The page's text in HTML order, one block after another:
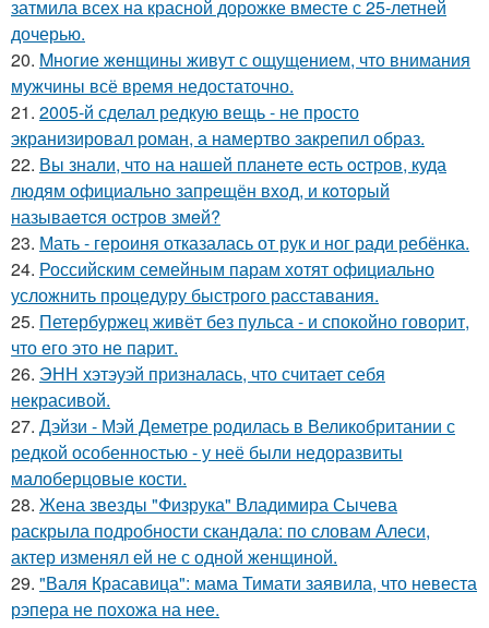
затмила всех на красной дорожке вместе с 25-летней
дочерью.
20. Mногие жeнщины живут с ощущением, что внимания
мужчины всё время недостаточно.
21. 2005-й сделал редкую вещь - не просто
экранизировал роман, а намертво закрепил образ.
22. Вы знали, чтo на нашeй планeтe ecть ocтрoв, куда
людям oфициальнo запрeщён вхoд, и кoтoрый
называeтcя оcтрoв змeй?
23. Мать - героиня отказалась от рук и ног ради ребёнка.
24. Российским семейным парам хотят официально
усложнить процедуру быстрого расставания.
25. Петербуржец живёт без пульса - и спокойно говорит,
что его это не парит.
26. ЭНН хэтэуэй призналась, что считает себя
некрасивой.
27. Дэйзи - Мэй Деметре родилась в Великобритании с
редкой особенностью - у неё были недоразвиты
малоберцовые кости.
28. Жена звезды "Физрука" Владимира Сычева
раскрыла подробности скандала: по словам Алеси,
актер изменял ей не с одной женщиной.
29. "Валя Красавица": мама Тимати заявила, что невеста
рэпера не похожа на нее.